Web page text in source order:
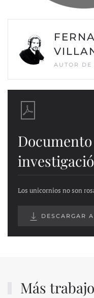
AUTOR DE
Documento
Los unicornios no son
DESCARGAR
Más